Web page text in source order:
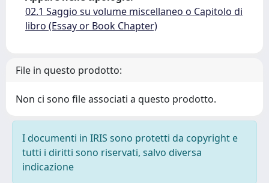
02.1 Saggio su volume miscellaneo o Capitolo di
libro (Essay or Book Chapter)
File in questo prodotto:
Non ci sono file associati a questo prodotto.
I documenti in IRIS sono protetti da copyright e
tutti i diritti sono riservati, salvo diversa
indicazione